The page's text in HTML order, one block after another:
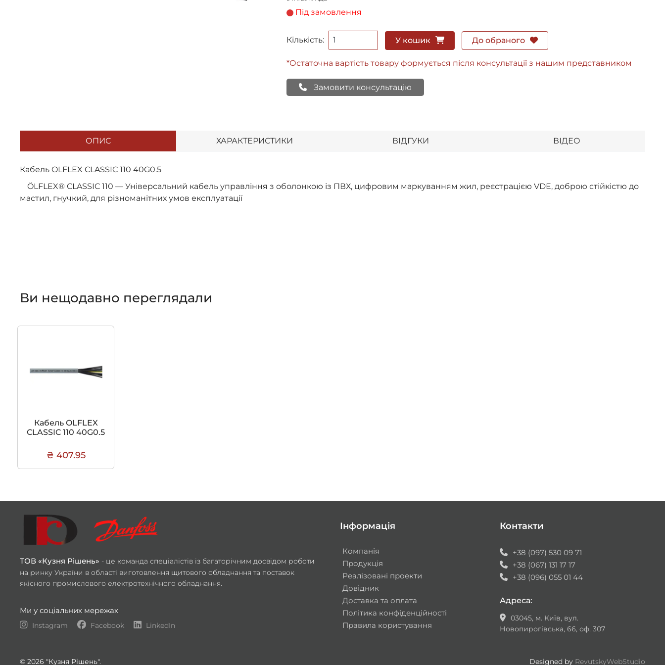
Під замовлення
Кількість: У кошик До обраного
*Остаточна вартість товару формується після консультації з нашим представником
Замовити консультацію
ОПИС ХАРАКТЕРИСТИКИ ВІДГУКИ ВІДЕО
Кабель OLFLEX CLASSIC 110 40G0.5
ÖLFLEX® CLASSIC 110 — Універсальний кабель управління з оболонкою із ПВХ, цифровим маркуванням жил, реєстрацією VDE, доброю стійкістю до
мастил, гнучкий, для різноманітних умов експлуатації
Ви нещодавно переглядали
Кабель OLFLEX
CLASSIC 110 40G0.5
₴ 407.95
ТОВ «Кузня Рішень» - це команда спеціалістів із багаторічним досвідом роботи
на ринку України в області виготовлення щитового обладнання та поставок
якісного промислового електротехнічного обладнання.
Ми у соціальних мережах
Instagram Facebook LinkedIn
Інформація
Компанія
Продукція
Реалізовані проекти
Довідник
Доставка та оплата
Політика конфіденційності
Правила користування
Контакти
+38 (097) 530 09 71
+38 (067) 131 17 17
+38 (096) 055 01 44
Адреса:
03045, м. Київ, вул.
Новопирогівська, 66, оф. 307
© 2026 "Кузня Рішень". Designed by RevutskyWebStudio